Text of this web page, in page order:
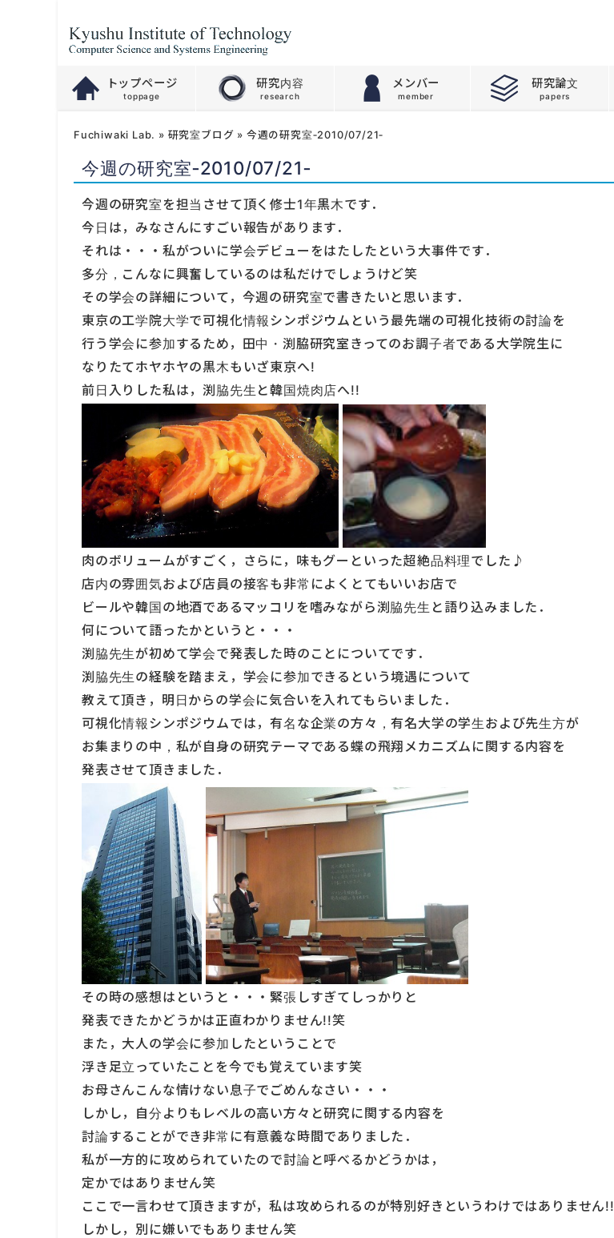
トップページ 研究内容 メンバー 研究論文
Fuchiwaki Lab. » 研究室ブログ » 今週の研究室‐2010/07/21‐
今週の研究室‐2010/07/21‐
今週の研究室を担当させて頂く修士1年黒木です．
今日は，みなさんにすごい報告があります．
それは・・・私がついに学会デビューをはたしたという大事件です．
多分，こんなに興奮しているのは私だけでしょうけど笑
その学会の詳細について，今週の研究室で書きたいと思います．
東京の工学院大学で可視化情報シンポジウムという最先端の可視化技術の討論を
行う学会に参加するため，田中・渕脇研究室きってのお調子者である大学院生に
なりたてホヤホヤの黒木もいざ東京へ!
前日入りした私は，渕脇先生と韓国焼肉店へ!!
肉のボリュームがすごく，さらに，味もグーといった超絶品料理でした♪
店内の雰囲気および店員の接客も非常によくとてもいいお店で
ビールや韓国の地酒であるマッコリを嗜みながら渕脇先生と語り込みました．
何について語ったかというと・・・
渕脇先生が初めて学会で発表した時のことについてです．
渕脇先生の経験を踏まえ，学会に参加できるという境遇について
教えて頂き，明日からの学会に気合いを入れてもらいました．
可視化情報シンポジウムでは，有名な企業の方々，有名大学の学生および先生方が
お集まりの中，私が自身の研究テーマである蝶の飛翔メカニズムに関する内容を
発表させて頂きました．
その時の感想はというと・・・緊張しすぎてしっかりと
発表できたかどうかは正直わかりません!!笑
また，大人の学会に参加したということで
浮き足立っていたことを今でも覚えています笑
お母さんこんな情けない息子でごめんなさい・・・
しかし，自分よりもレベルの高い方々と研究に関する内容を
討論することができ非常に有意義な時間でありました．
私が一方的に攻められていたので討論と呼べるかどうかは，
定かではありません笑
ここで一言わせて頂きますが，私は攻められるのが特別好きというわけではありません!!
しかし，別に嫌いでもありません笑